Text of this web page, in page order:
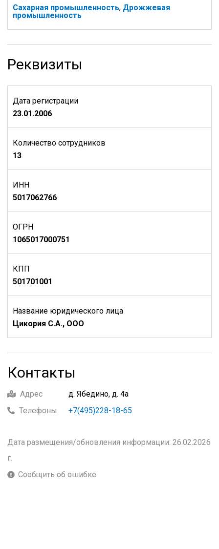
Сахарная промышленность, Дрожжевая
промышленность
Реквизиты
Дата регистрации
23.01.2006
Количество сотрудников
13
ИНН
5017062766
ОГРН
1065017000751
КПП
501701001
Название юридического лица
Цикория С.А., ООО
Контакты
Адрес
д. Ябедино, д. 4а
Телефоны
+7(495)228-18-65
Дата размещения/обновления информации: 26.02.2026
г.
Сообщить об ошибке